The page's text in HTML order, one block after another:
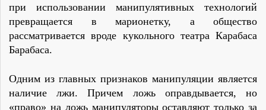
при использовании манипулятивных технологий
превращается в марионетку, а общество
рассматривается вроде кукольного театра Карабаса
Барабаса.
Одним из главных признаков манипуляции является
наличие лжи. Причем ложь оправдывается, но
«право» на ложь манипуляторы оставляют только за